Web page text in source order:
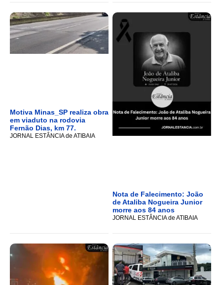
Motiva Minas_SP realiza obra
em viaduto na rodovia
Fernão Dias, km 77.
JORNAL ESTÂNCIA de ATIBAIA
Nota de Falecimento: João
de Ataliba Nogueira Junior
morre aos 84 anos
JORNAL ESTÂNCIA de ATIBAIA